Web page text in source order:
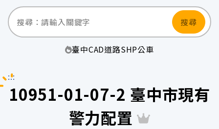
搜尋
臺中CAD道路SHP公車
:::
10951-01-07-2 臺中市現有
警力配置